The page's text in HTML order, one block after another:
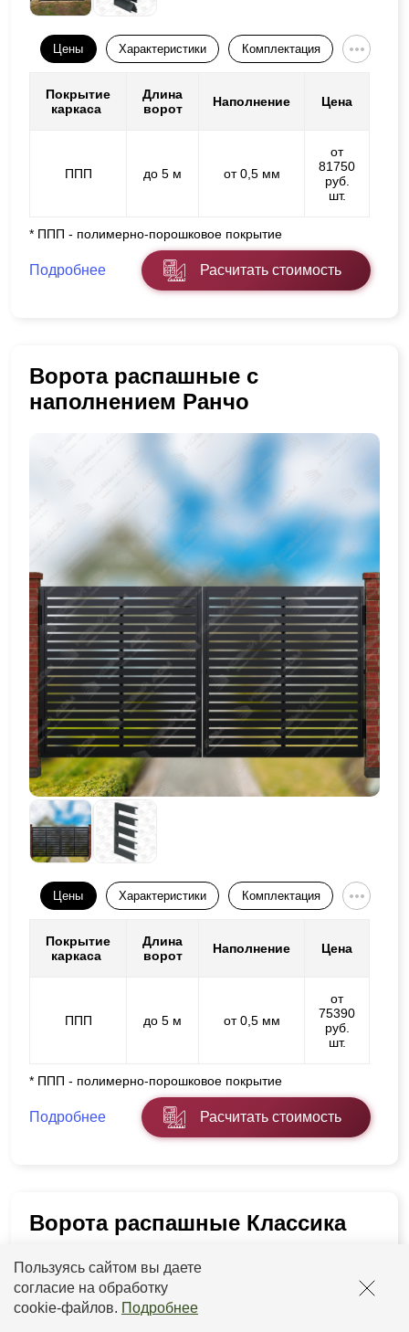
Пользуясь сайтом вы даете
согласие на обработку
cookie-файлов. Подробнее
Цены Характеристики Комплектация
Покрытие
каркаса
Длина
ворот
Наполнение Цена
ППП до 5 м от 0,5 мм
от
81750
руб.
шт.
* ППП - полимерно-порошковое покрытие
Подробнее Расчитать стоимость
Ворота распашные с
наполнением Ранчо
Цены Характеристики Комплектация
Покрытие
каркаса
Длина
ворот
Наполнение Цена
ППП до 5 м от 0,5 мм
от
75390
руб.
шт.
* ППП - полимерно-порошковое покрытие
Подробнее Расчитать стоимость
Ворота распашные Классика